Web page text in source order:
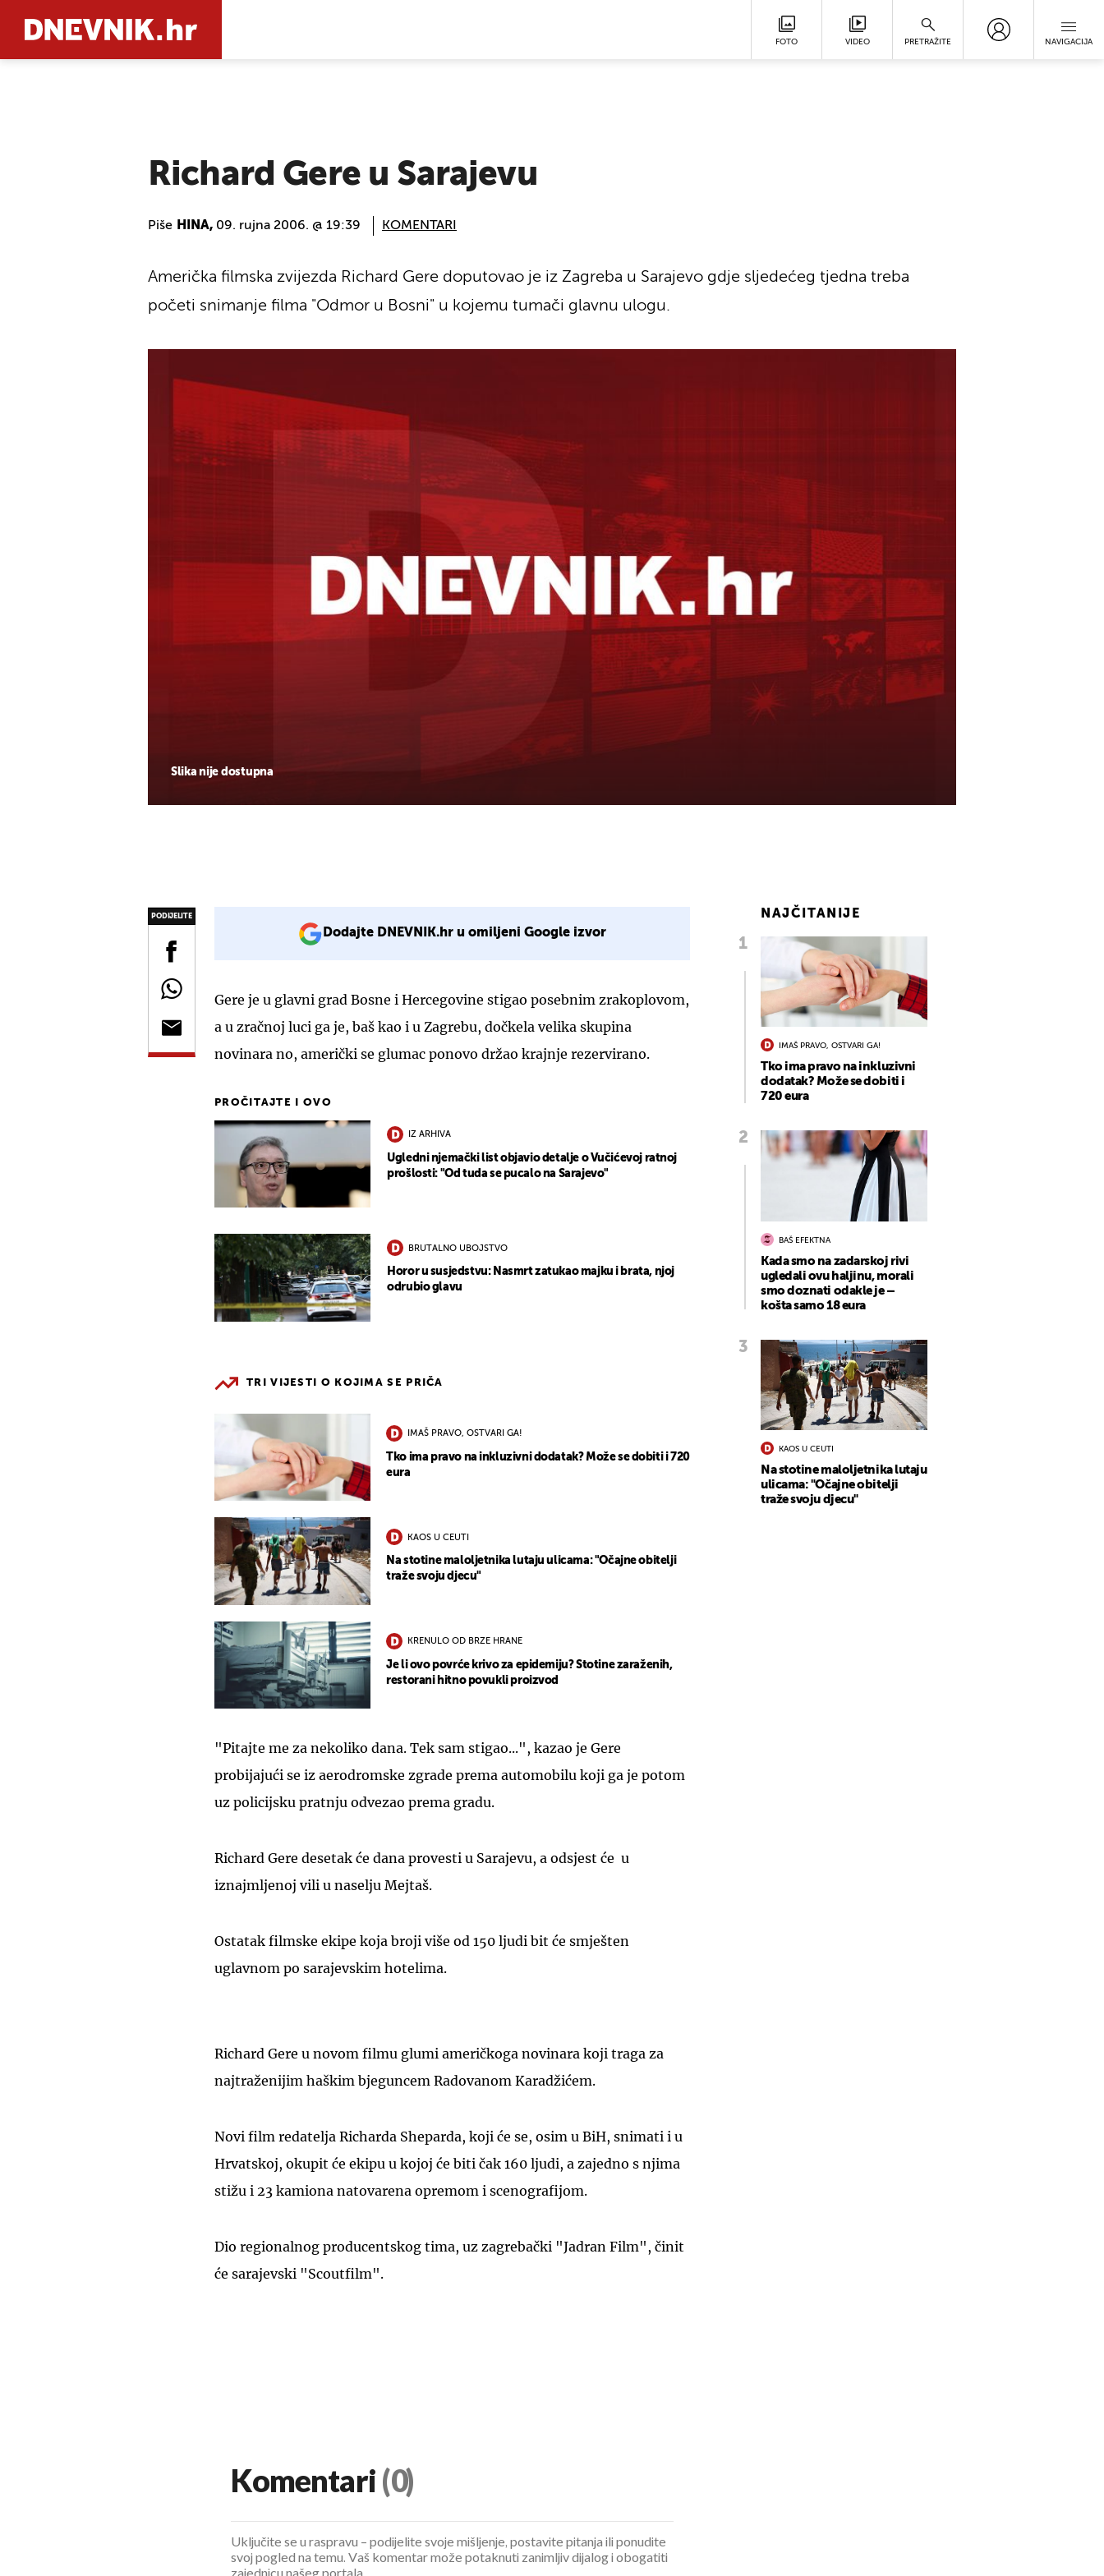
FOTO VIDEO PRETRAŽITE NAVIGACIJA
Richard Gere u Sarajevu
Piše HINA, 09. rujna 2006. @ 19:39 KOMENTARI
Slika nije dostupna
Američka filmska zvijezda Richard Gere doputovao je iz Zagreba u Sarajevo gdje sljedećeg tjedna treba
početi snimanje filma "Odmor u Bosni" u kojemu tumači glavnu ulogu.
PODIJELITE
Dodajte DNEVNIK.hr u omiljeni Google izvor
Gere je u glavni grad Bosne i Hercegovine stigao posebnim zrakoplovom,
a u zračnoj luci ga je, baš kao i u Zagrebu, dočkela velika skupina
novinara no, američki se glumac ponovo držao krajnje rezervirano.
PROČITAJTE I OVO
IZ ARHIVA
Ugledni njemački list objavio detalje o Vučićevoj ratnoj
prošlosti: "Od tuda se pucalo na Sarajevo"
BRUTALNO UBOJSTVO
Horor u susjedstvu: Nasmrt zatukao majku i brata, njoj
odrubio glavu
TRI VIJESTI O KOJIMA SE PRIČA
IMAŠ PRAVO, OSTVARI GA!
Tko ima pravo na inkluzivni dodatak? Može se dobiti i 720
eura
KAOS U CEUTI
Na stotine maloljetnika lutaju ulicama: "Očajne obitelji
traže svoju djecu"
KRENULO OD BRZE HRANE
Je li ovo povrće krivo za epidemiju? Stotine zaraženih,
restorani hitno povukli proizvod
"Pitajte me za nekoliko dana. Tek sam stigao...", kazao je Gere
probijajući se iz aerodromske zgrade prema automobilu koji ga je potom
uz policijsku pratnju odvezao prema gradu.
Richard Gere desetak će dana provesti u Sarajevu, a odsjest će u
iznajmljenoj vili u naselju Mejtaš.
Ostatak filmske ekipe koja broji više od 150 ljudi bit će smješten
uglavnom po sarajevskim hotelima.
Richard Gere u novom filmu glumi američkoga novinara koji traga za
najtraženijim haškim bjeguncem Radovanom Karadžićem.
Novi film redatelja Richarda Sheparda, koji će se, osim u BiH, snimati i u
Hrvatskoj, okupit će ekipu u kojoj će biti čak 160 ljudi, a zajedno s njima
stižu i 23 kamiona natovarena opremom i scenografijom.
Dio regionalnog producentskog tima, uz zagrebački "Jadran Film", činit
će sarajevski "Scoutfilm".
NAJČITANIJE
IMAŠ PRAVO, OSTVARI GA!
Tko ima pravo na inkluzivni
dodatak? Može se dobiti i
720 eura
BAŠ EFEKTNA
Kada smo na zadarskoj rivi
ugledali ovu haljinu, morali
smo doznati odakle je –
košta samo 18 eura
KAOS U CEUTI
Na stotine maloljetnika lutaju
ulicama: "Očajne obitelji
traže svoju djecu"
Komentari (0)
Uključite se u raspravu – podijelite svoje mišljenje, postavite pitanja ili ponudite
svoj pogled na temu. Vaš komentar može potaknuti zanimljiv dijalog i obogatiti